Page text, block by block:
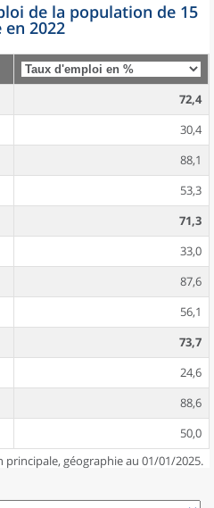
de la population de 15
en 2022
72,4
30,4
88,1
53,3
71,3
33,0
87,6
56,1
73,7
24,6
88,6
50,0
principale, géographie au 01/01/2025.